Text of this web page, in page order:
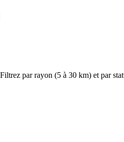
par rayon (5 à 30 km) et par